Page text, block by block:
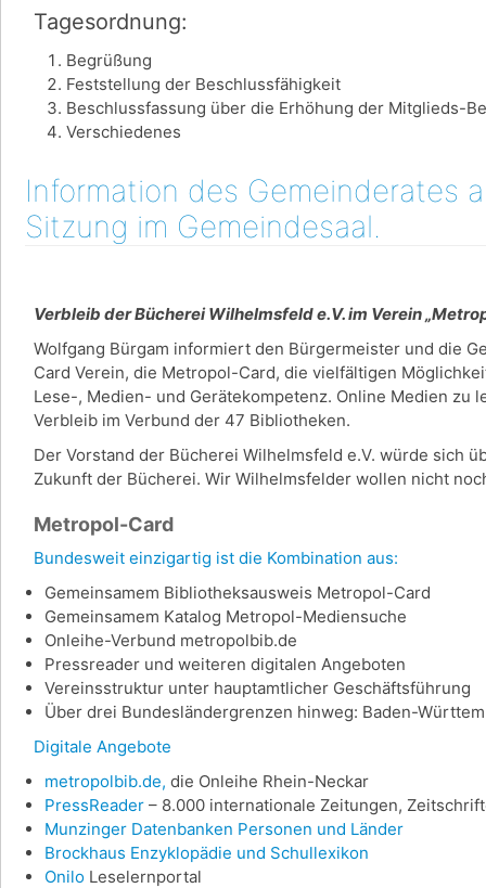
Tagesordnung:
Begrüßung
Feststellung der Beschlussfähigkeit
Beschlussfassung über die Erhöhung der Mitglieds-
Verschiedenes
Information des Gemeinderates
Sitzung im Gemeindesaal.
Verbleib der Bücherei Wilhelmsfeld e.V. im Verein
Wolfgang Bürgam informiert den Bürgermeister und die
Card Verein, die Metropol-Card, die vielfältigen
Lese-, Medien- und Gerätekompetenz. Online Medien
Verbleib im Verbund der 47 Bibliotheken.
Der Vorstand der Bücherei Wilhelmsfeld e.V. würde sich
Zukunft der Bücherei. Wir Wilhelmsfelder wollen nicht
Metropol-Card
Bundesweit einzigartig ist die Kombination aus:
Gemeinsamem Bibliotheksausweis Metropol-Card
Gemeinsamem Katalog Metropol-Mediensuche
Onleihe-Verbund metropolbib.de
Pressreader und weiteren digitalen Angeboten
Vereinsstruktur unter hauptamtlicher Geschäftsführung
Über drei Bundesländergrenzen hinweg: Baden-
Digitale Angebote
metropolbib.de, die Onleihe Rhein-Neckar
PressReader – 8.000 internationale Zeitungen,
Munzinger Datenbanken Personen und Länder
Brockhaus Enzyklopädie und Schullexikon
Onilo Leselernportal